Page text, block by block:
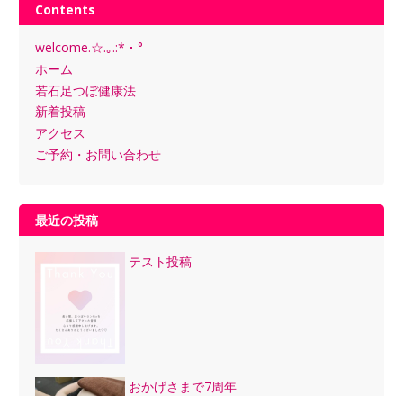
Contents
welcome.☆.｡.:*・°
ホーム
若石足つぼ健康法
新着投稿
アクセス
ご予約・お問い合わせ
最近の投稿
テスト投稿
おかげさまで7周年